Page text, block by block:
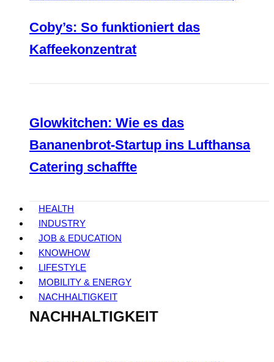
Coby’s: So funktioniert das
Kaffeekonzentrat
Glowkitchen: Wie es das
Bananenbrot-Startup ins Lufthansa
Catering schaffte
HEALTH
INDUSTRY
JOB & EDUCATION
KNOWHOW
LIFESTYLE
MOBILITY & ENERGY
NACHHALTIGKEIT
NACHHALTIGKEIT